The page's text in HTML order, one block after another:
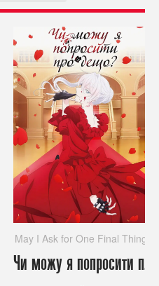
May I Ask for One Final Thing?
Чи можу я попросити про дещо?